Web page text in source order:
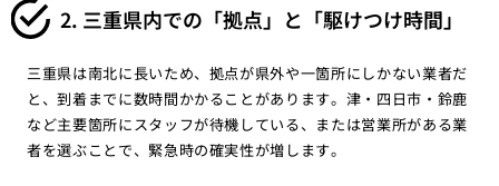
2. 三重県内での「拠点」と「駆けつけ時間」
三重県は南北に長いため、拠点が県外や一箇所にしかない業者だ
と、到着までに数時間かかることがあります。津・四日市・鈴鹿
など主要箇所にスタッフが待機している、または営業所がある業
者を選ぶことで、緊急時の確実性が増します。